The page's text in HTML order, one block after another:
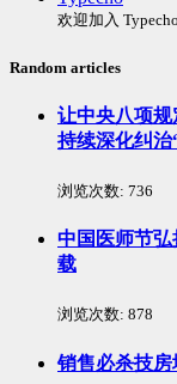
欢迎加入
Random articles
让中央八项规
持续深化纠
浏览次数: 736
中国医师节
载
浏览次数: 878
销售必杀技